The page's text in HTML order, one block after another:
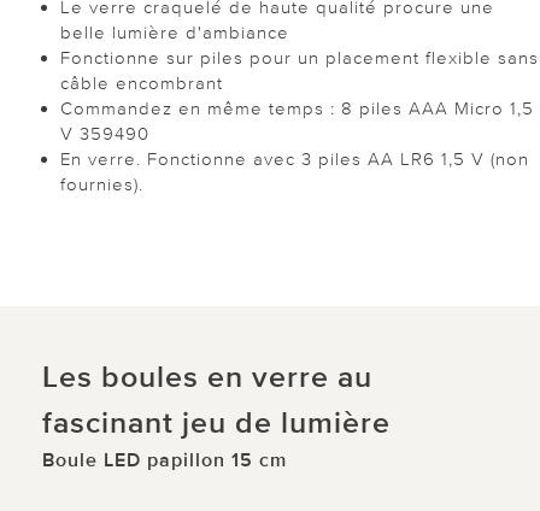
Le verre craquelé de haute qualité procure une
belle lumière d'ambiance
Fonctionne sur piles pour un placement flexible sans
câble encombrant
Commandez en même temps : 8 piles AAA Micro 1,5
V 359490
En verre. Fonctionne avec 3 piles AA LR6 1,5 V (non
fournies).
Les boules en verre au
fascinant jeu de lumière
Boule LED papillon 15 cm